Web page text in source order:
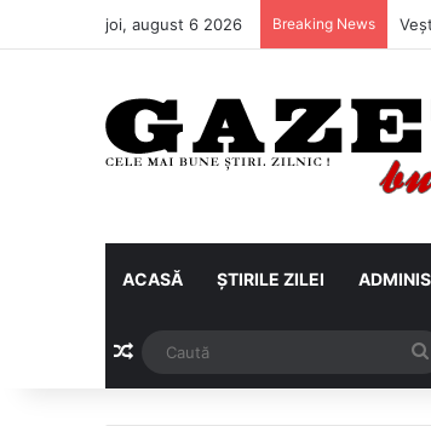
joi, august 6 2026 Breaking News
ACASĂ ȘTIRILE ZILEI
Articol aleatoriu